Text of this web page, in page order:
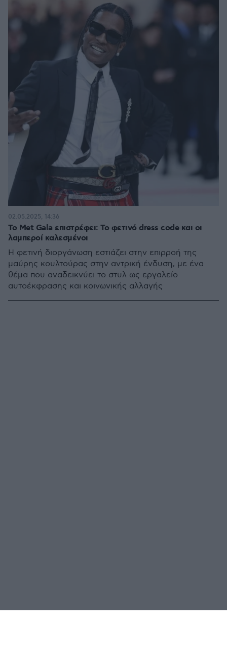
Το Met Gala επιστρέφει: Το φετινό dress code και οι
λαμπεροί καλεσμένοι
Η φετινή διοργάνωση εστιάζει στην επιρροή της
μαύρης κουλτούρας στην αντρική ένδυση, με ένα
θέμα που αναδεικνύει το στυλ ως εργαλείο
αυτοέκφρασης και κοινωνικής αλλαγής
02.05.2025, 14:36